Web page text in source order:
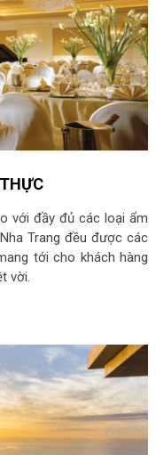
với đầy đủ các loại ẩm
Trang đều được các
tới cho khách hàng
vời.